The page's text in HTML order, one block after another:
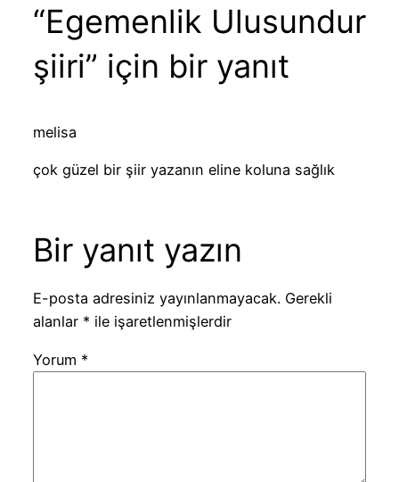
“Egemenlik Ulusundur
şiiri” için bir yanıt
melisa
çok güzel bir şiir yazanın eline koluna sağlık
Bir yanıt yazın
E-posta adresiniz yayınlanmayacak. Gerekli
alanlar * ile işaretlenmişlerdir
Yorum *